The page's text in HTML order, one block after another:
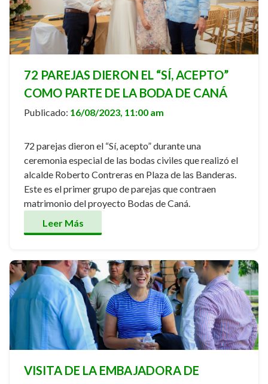
72 PAREJAS DIERON EL “SÍ, ACEPTO”
COMO PARTE DE LA BODA DE CANÁ
Publicado: 16/08/2023, 11:00 am
72 parejas dieron el “Sí, acepto” durante una
ceremonia especial de las bodas civiles que realizó el
alcalde Roberto Contreras en Plaza de las Banderas.
Este es el primer grupo de parejas que contraen
matrimonio del proyecto Bodas de Caná.
Leer Más
VISITA DE LA EMBAJADORA DE